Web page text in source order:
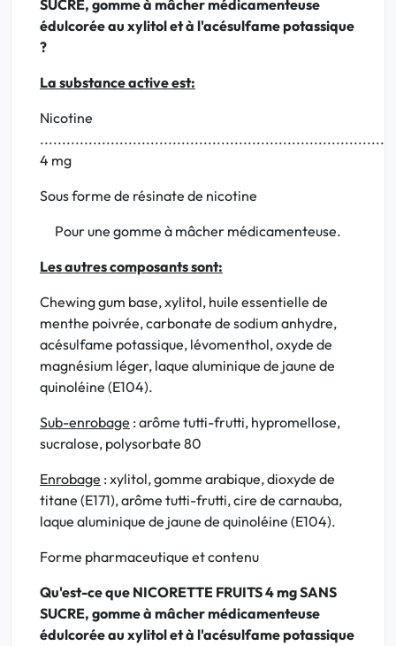
SUCRE, gomme à mâcher médicamenteuse
édulcorée au xylitol et à l'acésulfame potassique
?
La substance active est:
Nicotine
4 mg
Sous forme de résinate de nicotine
Pour une gomme à mâcher médicamenteuse.
Les autres composants sont:
Chewing gum base, xylitol, huile essentielle de
menthe poivrée, carbonate de sodium anhydre,
acésulfame potassique, lévomenthol, oxyde de
magnésium léger, laque aluminique de jaune de
quinoléine (E104).
Sub-enrobage : arôme tutti-frutti, hypromellose,
sucralose, polysorbate 80
Enrobage : xylitol, gomme arabique, dioxyde de
titane (E171), arôme tutti-frutti, cire de carnauba,
laque aluminique de jaune de quinoléine (E104).
Forme pharmaceutique et contenu
Qu'est-ce que NICORETTE FRUITS 4 mg SANS
SUCRE, gomme à mâcher médicamenteuse
édulcorée au xylitol et à l'acésulfame potassique